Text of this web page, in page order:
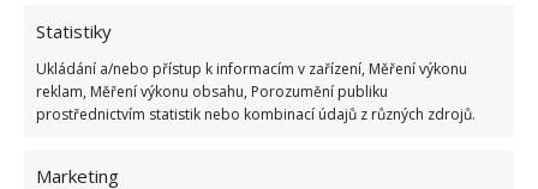
Statistiky
Ukládání a/nebo přístup k informacím v zařízení, Měření výkonu
reklam, Měření výkonu obsahu, Porozumění publiku
prostřednictvím statistik nebo kombinací údajů z různých zdrojů.
Marketing